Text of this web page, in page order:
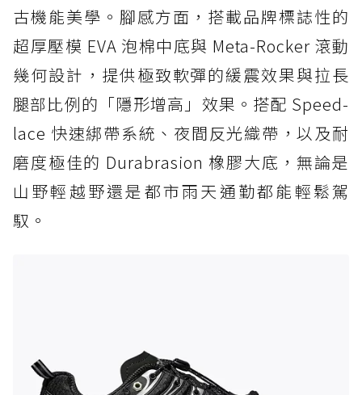
古機能美學。腳感方面，搭載品牌標誌性的
超厚壓模 EVA 泡棉中底與 Meta-Rocker 滾動
幾何設計，提供極致軟彈的緩震效果與拉長
腿部比例的「隱形增高」效果。搭配 Speed-
lace 快速綁帶系統、夜間反光織帶，以及耐
磨度極佳的 Durabrasion 橡膠大底，無論是
山野輕越野還是都市雨天通勤都能輕鬆駕
馭。